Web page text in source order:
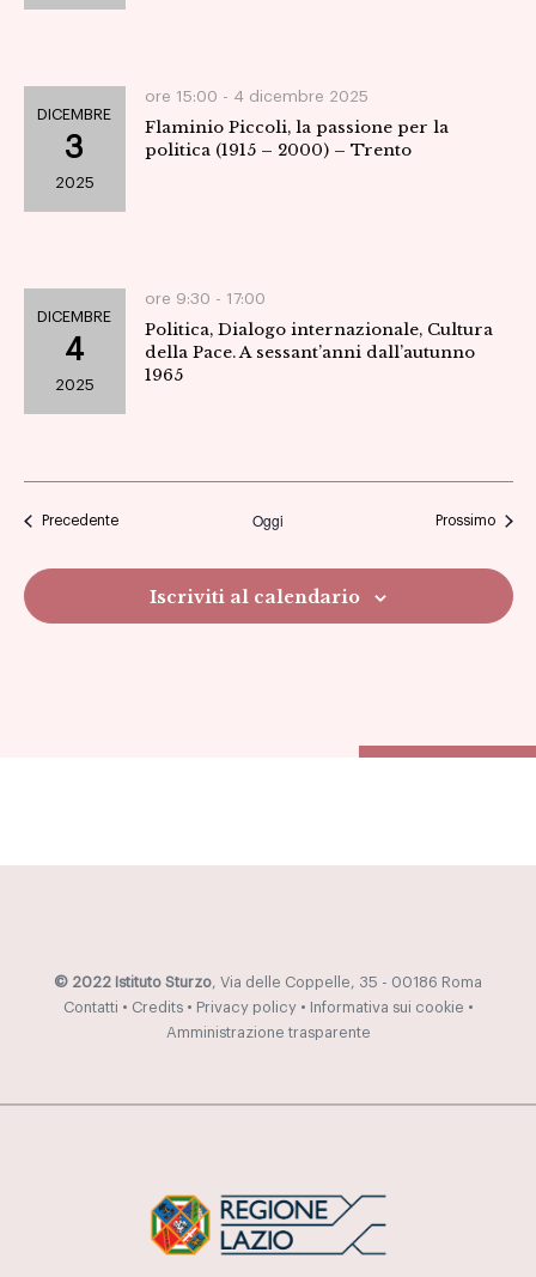
DICEMBRE
3
2025
ore 15:00 - 4 dicembre 2025
Flaminio Piccoli, la passione per la
politica (1915 – 2000) – Trento
DICEMBRE
4
2025
ore 9:30 - 17:00
Politica, Dialogo internazionale, Cultura
della Pace. A sessant’anni dall’autunno
1965
PrecedenteEventi Oggi ProssimoEventi
Iscriviti al calendario
© 2022 Istituto Sturzo, Via delle Coppelle, 35 - 00186 Roma
Contatti • Credits• Privacy policy• Informativa sui cookie •
Amministrazione trasparente